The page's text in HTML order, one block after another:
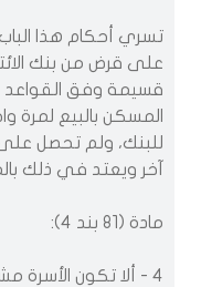
تسري أحكام هذا
على قرض من بنك
قسيمة وفق القواعد
المسكن بالبيع لمرة
للبنك، ولم تحصل
آخر ويعتد في ذلك
مادة (81 بند 4):
4 - ألا تكون الأسرة